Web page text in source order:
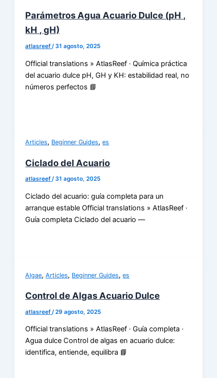
Parámetros Agua Acuario Dulce (pH ,
kH , gH)
atlasreef/31 agosto, 2025
Official translations » AtlasReef · Química práctica
del acuario dulce pH, GH y KH: estabilidad real, no
números perfectos 📘
Articles, Beginner Guides,es
Ciclado del Acuario
atlasreef/31 agosto, 2025
Ciclado del acuario: guía completa para un
arranque estable Official translations » AtlasReef ·
Guía completa Ciclado del acuario —
Algae,Articles, Beginner Guides,es
Control de Algas Acuario Dulce
atlasreef /29 agosto, 2025
Official translations » AtlasReef · Guía completa ·
Agua dulce Control de algas en acuario dulce:
identifica, entiende, equilibra 📘